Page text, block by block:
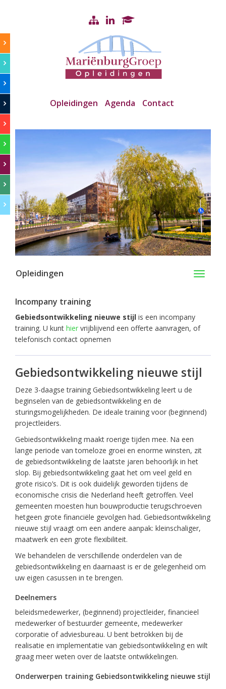
Opleidingen Agenda Contact
Toggle
Opleidingen
Incompany training
Gebiedsontwikkeling nieuwe stijl is een incompany
training. U kunt hier vrijblijvend een offerte aanvragen, of
telefonisch contact opnemen
Gebiedsontwikkeling nieuwe stijl
Deze 3-daagse training Gebiedsontwikkeling leert u de
beginselen van de gebiedsontwikkeling en de
sturingsmogelijkheden. De ideale training voor (beginnend)
projectleiders.
Gebiedsontwikkeling maakt roerige tijden mee. Na een
lange periode van tomeloze groei en enorme winsten, zit
de gebiedsontwikkeling de laatste jaren behoorlijk in het
slop. Bij gebiedsontwikkeling gaat het om veel geld en
grote risico’s. Dit is ook duidelijk geworden tijdens de
economische crisis die Nederland heeft getroffen. Veel
gemeenten moesten hun bouwproductie terugschroeven
hetgeen grote financiële gevolgen had. Gebiedsontwikkeling
nieuwe stijl vraagt om een andere aanpak: kleinschaliger,
maatwerk en een grote flexibiliteit.
We behandelen de verschillende onderdelen van de
gebiedsontwikkeling en daarnaast is er de gelegenheid om
uw eigen casussen in te brengen.
Deelnemers
beleidsmedewerker, (beginnend) projectleider, financieel
medewerker of bestuurder gemeente, medewerker
corporatie of adviesbureau. U bent betrokken bij de
realisatie en implementatie van gebiedsontwikkeling en wilt
graag meer weten over de laatste ontwikkelingen.
Onderwerpen training Gebiedsontwikkeling nieuwe stijl